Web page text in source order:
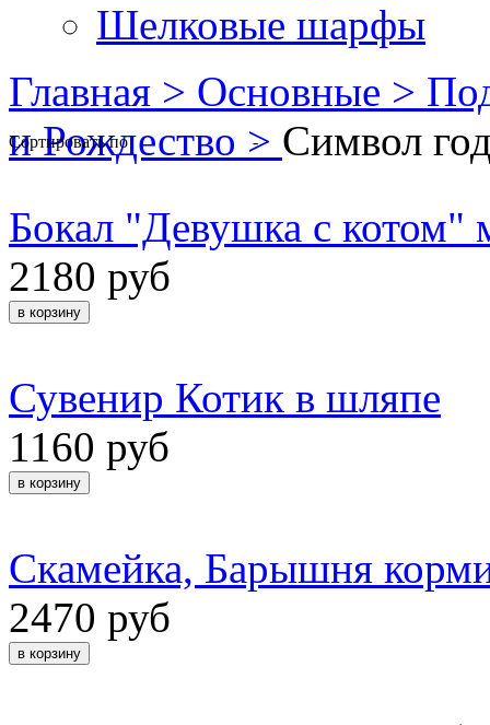
Шелковые шарфы
Главная > Основные >
и Рождество > Символ
Сортировать по -
Бокал "Девушка с котом"
2180 руб
Сувенир Котик в шляпе
1160 руб
Скамейка, Барышня
2470 руб